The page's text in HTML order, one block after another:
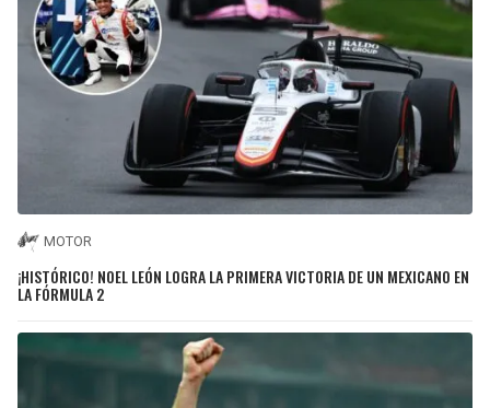
MOTOR
¡HISTÓRICO! NOEL LEÓN LOGRA LA PRIMERA VICTORIA DE UN MEXICANO EN
LA FÓRMULA 2